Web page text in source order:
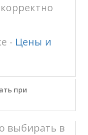
- Цены и
при
выбирать в